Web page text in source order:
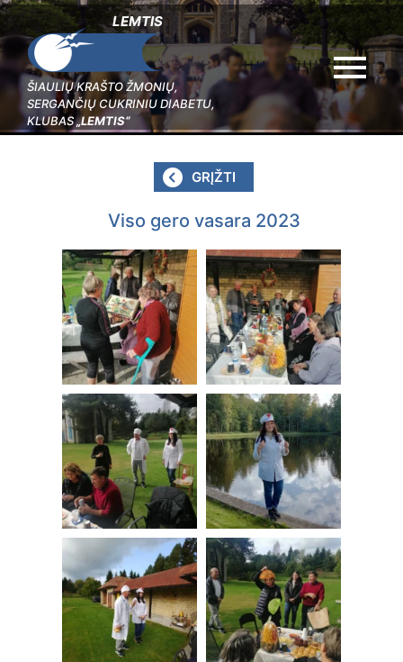
LEMTIS
ŠIAULIŲ KRAŠTO ŽMONIŲ,
SERGANČIŲ CUKRINIU DIABETU,
KLUBAS„LEMTIS“
menu
GRĮŽTI
Viso gero vasara 2023